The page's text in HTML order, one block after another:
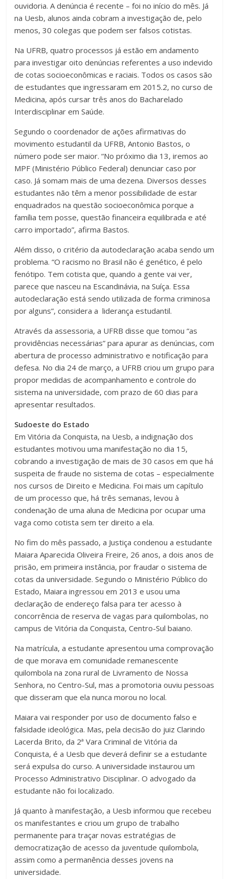
ouvidoria. A denúncia é recente – foi no início do mês. Já
na Uesb, alunos ainda cobram a investigação de, pelo
menos, 30 colegas que podem ser falsos cotistas.
Na UFRB, quatro processos já estão em andamento
para investigar oito denúncias referentes a uso indevido
de cotas socioeconômicas e raciais. Todos os casos são
de estudantes que ingressaram em 2015.2, no curso de
Medicina, após cursar três anos do Bacharelado
Interdisciplinar em Saúde.
Segundo o coordenador de ações afirmativas do
movimento estudantil da UFRB, Antonio Bastos, o
número pode ser maior. “No próximo dia 13, iremos ao
MPF (Ministério Público Federal) denunciar caso por
caso. Já somam mais de uma dezena. Diversos desses
estudantes não têm a menor possibilidade de estar
enquadrados na questão socioeconômica porque a
família tem posse, questão financeira equilibrada e até
carro importado”, afirma Bastos.
Além disso, o critério da autodeclaração acaba sendo um
problema. “O racismo no Brasil não é genético, é pelo
fenótipo. Tem cotista que, quando a gente vai ver,
parece que nasceu na Escandinávia, na Suíça. Essa
autodeclaração está sendo utilizada de forma criminosa
por alguns”, considera a liderança estudantil.
Através da assessoria, a UFRB disse que tomou “as
providências necessárias” para apurar as denúncias, com
abertura de processo administrativo e notificação para
defesa. No dia 24 de março, a UFRB criou um grupo para
propor medidas de acompanhamento e controle do
sistema na universidade, com prazo de 60 dias para
apresentar resultados.
Sudoeste do Estado
Em Vitória da Conquista, na Uesb, a indignação dos
estudantes motivou uma manifestação no dia 15,
cobrando a investigação de mais de 30 casos em que há
suspeita de fraude no sistema de cotas – especialmente
nos cursos de Direito e Medicina. Foi mais um capítulo
de um processo que, há três semanas, levou à
condenação de uma aluna de Medicina por ocupar uma
vaga como cotista sem ter direito a ela.
No fim do mês passado, a Justiça condenou a estudante
Maiara Aparecida Oliveira Freire, 26 anos, a dois anos de
prisão, em primeira instância, por fraudar o sistema de
cotas da universidade. Segundo o Ministério Público do
Estado, Maiara ingressou em 2013 e usou uma
declaração de endereço falsa para ter acesso à
concorrência de reserva de vagas para quilombolas, no
campus de Vitória da Conquista, Centro-Sul baiano.
Na matrícula, a estudante apresentou uma comprovação
de que morava em comunidade remanescente
quilombola na zona rural de Livramento de Nossa
Senhora, no Centro-Sul, mas a promotoria ouviu pessoas
que disseram que ela nunca morou no local.
Maiara vai responder por uso de documento falso e
falsidade ideológica. Mas, pela decisão do juiz Clarindo
Lacerda Brito, da 2ª Vara Criminal de Vitória da
Conquista, é a Uesb que deverá definir se a estudante
será expulsa do curso. A universidade instaurou um
Processo Administrativo Disciplinar. O advogado da
estudante não foi localizado.
Já quanto à manifestação, a Uesb informou que recebeu
os manifestantes e criou um grupo de trabalho
permanente para traçar novas estratégias de
democratização de acesso da juventude quilombola,
assim como a permanência desses jovens na
universidade.